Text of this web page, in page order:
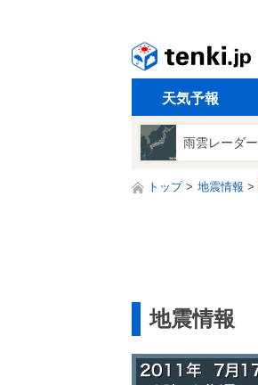
天気予報
雨雲レーダー
トップ 地震情報
地震情報